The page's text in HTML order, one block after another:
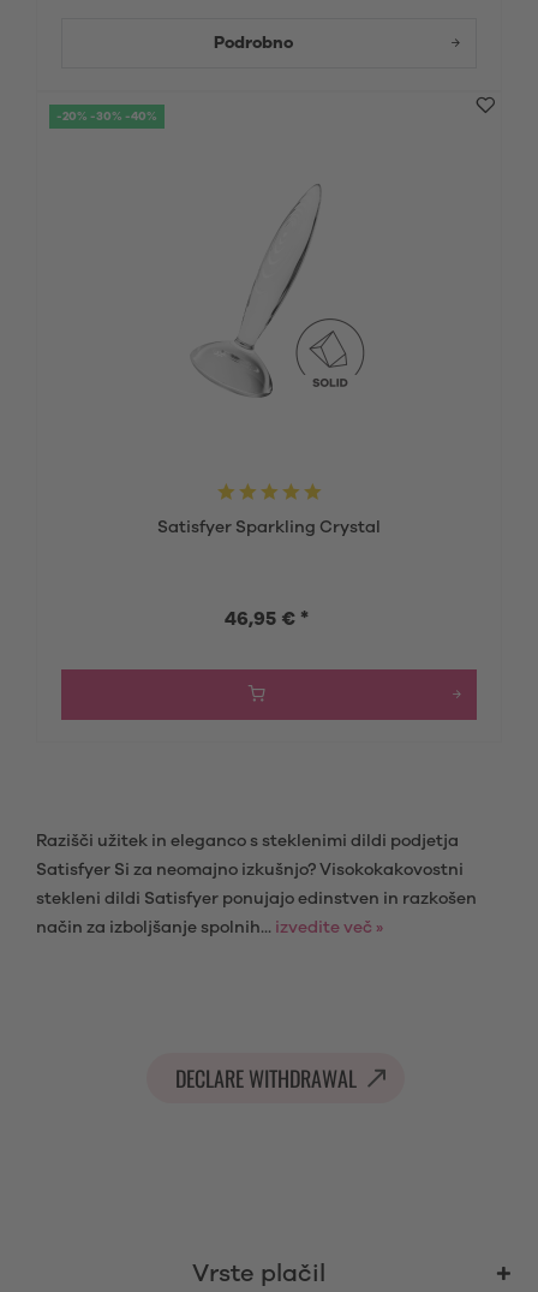
Podrobno
-20% -30% -40%
Satisfyer Sparkling Crystal
46,95 € *
Razišči užitek in eleganco s steklenimi dildi podjetja
Satisfyer Si za neomajno izkušnjo? Visokokakovostni
stekleni dildi Satisfyer ponujajo edinstven in razkošen
način za izboljšanje spolnih... izvedite več »
DECLARE WITHDRAWAL
Vrste plačil